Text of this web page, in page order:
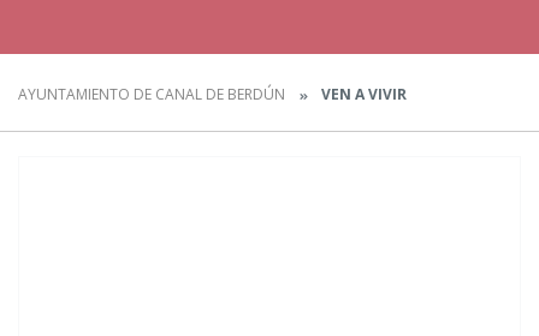
AYUNTAMIENTO DE CANAL DE BERDÚN VEN A VIVIR